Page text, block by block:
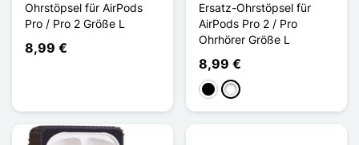
Ohrstöpsel für AirPods
Pro / Pro 2 Größe L
8,99 €
Ersatz-Ohrstöpsel für
AirPods Pro 2 / Pro
Ohrhörer Größe L
8,99 €
Schwarz
Weiß